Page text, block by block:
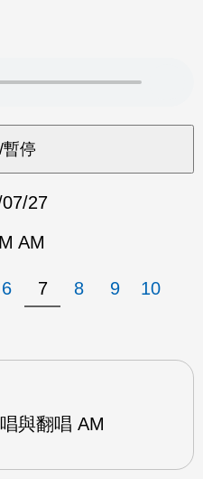
27
AM
6 7 8 9
10
與翻唱 AM